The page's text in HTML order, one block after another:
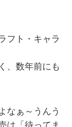
フト・キャラ
、数年前にも
なぁ～うんう